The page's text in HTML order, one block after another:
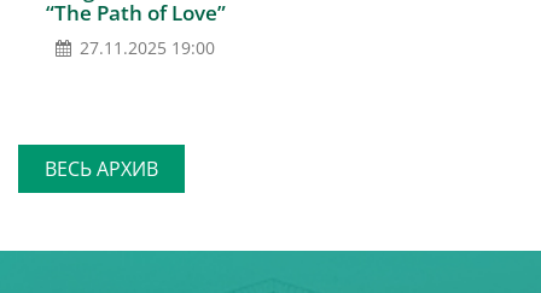
“The Path of Love”
27.11.2025 19:00
ВЕСЬ АРХИВ